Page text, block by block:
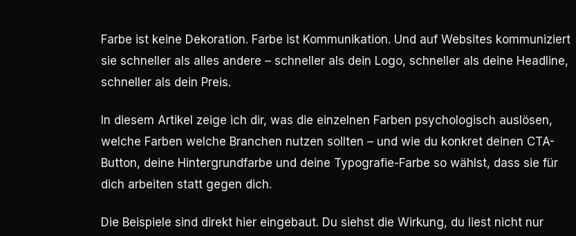
Farbe ist keine Dekoration. Farbe ist Kommunikation. Und auf Websites kommuniziert
sie schneller als alles andere – schneller als dein Logo, schneller als deine Headline,
schneller als dein Preis.
In diesem Artikel zeige ich dir, was die einzelnen Farben psychologisch auslösen,
welche Farben welche Branchen nutzen sollten – und wie du konkret deinen CTA-
Button, deine Hintergrundfarbe und deine Typografie-Farbe so wählst, dass sie für
dich arbeiten statt gegen dich.
Die Beispiele sind direkt hier eingebaut. Du siehst die Wirkung, du liest nicht nur